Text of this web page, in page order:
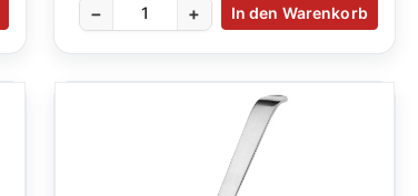
−
+ In den Warenkorb